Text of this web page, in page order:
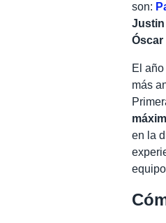
son:
Justin
Óscar
El
más
en la